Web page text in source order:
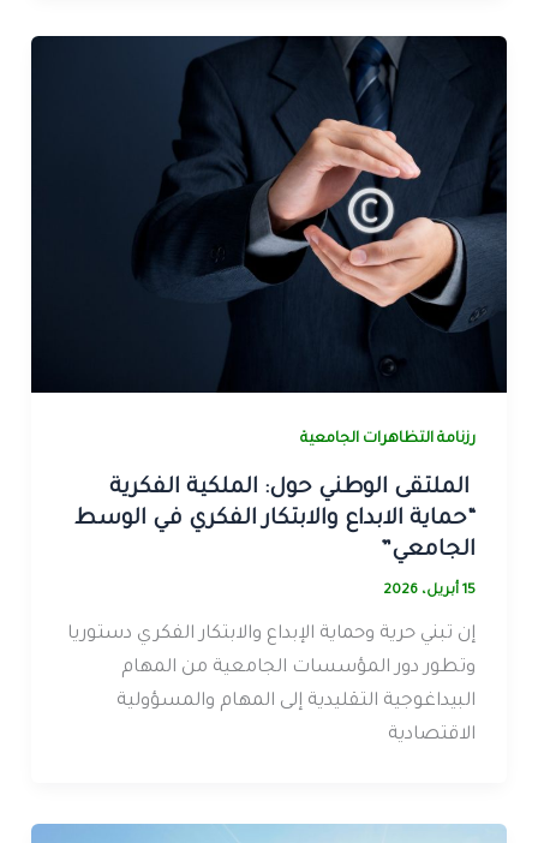
رزنامة التظاهرات الجامعية
الملتقى الوطني حول: الملكية الفكرية
“حماية الابداع والابتكار الفكري في الوسط
الجامعي”
15 أبريل، 2026
إن تبني حرية وحماية الإبداع والابتكار الفكري دستوريا
وتطور دور المؤسسات الجامعية من المهام
البيداغوجية التقليدية إلى المهام والمسؤولية
الاقتصادية